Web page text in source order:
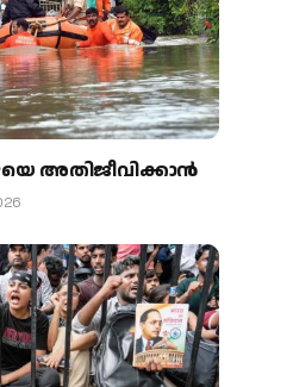
അതിജീവിക്കാന്‍